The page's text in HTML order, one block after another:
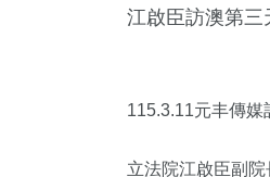
江啟臣訪澳第
115.3.11元丰傳
立法院江啟臣副